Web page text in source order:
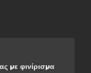
με φινίρισμα